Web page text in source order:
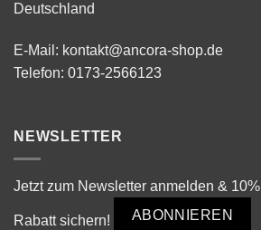
Deutschland
E-Mail: kontakt@ancora-shop.de
Telefon: 0173-2566123
NEWSLETTER
Jetzt zum Newsletter anmelden & 10%
Rabatt sichern! ABONNIEREN